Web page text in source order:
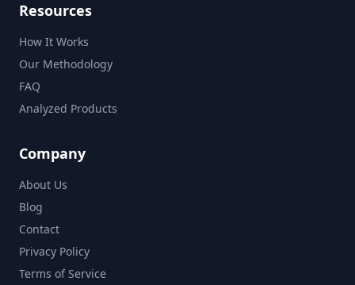
Resources
How It Works
Our Methodology
FAQ
Analyzed Products
Company
About Us
Blog
Contact
Privacy Policy
Terms of Service